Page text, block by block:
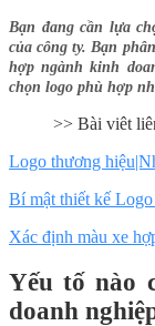
Bạn đang cần lựa
của công ty. Bạn
hợp ngành kinh
chọn logo phù hợp
>> Bài viêt
Logo thương
Bí mật thiết kế
Xác định màu xe
Yếu tố nào
doanh